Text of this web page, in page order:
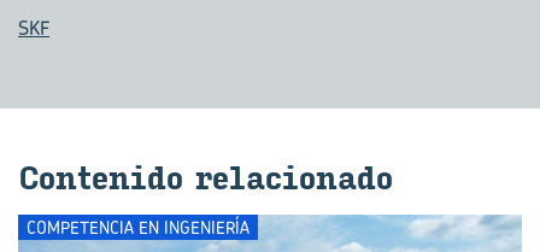
SKF
Con­te­ni­do re­la­cio­na­do
COMPETENCIA EN INGENIERÍA